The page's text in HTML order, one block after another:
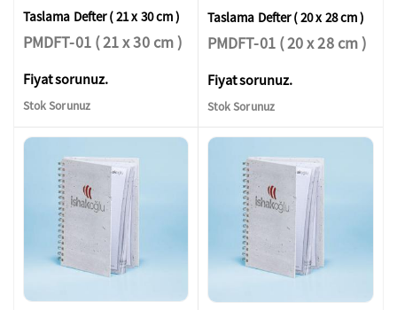
Taslama Defter ( 21 x 30 cm )
PMDFT-01 ( 21 x 30 cm )
Fiyat sorunuz.
Stok Sorunuz
Taslama Defter ( 20 x 28 cm )
PMDFT-01 ( 20 x 28 cm )
Fiyat sorunuz.
Stok Sorunuz